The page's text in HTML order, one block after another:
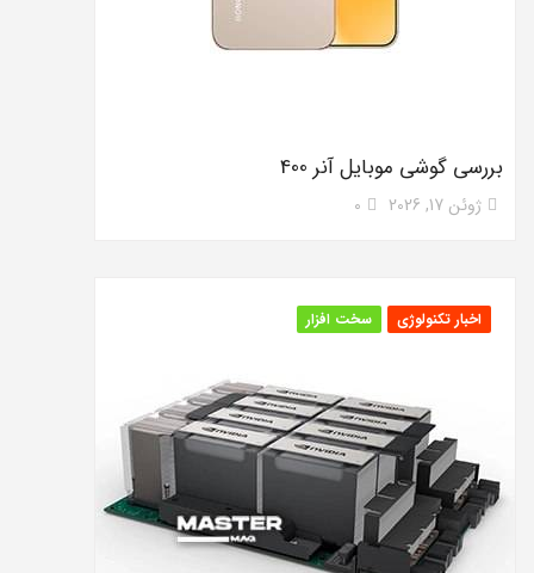
بررسی گوشی موبایل آنر 400
ژوئن 17, 2026 0
اخبار تکنولوژی سخت افزار